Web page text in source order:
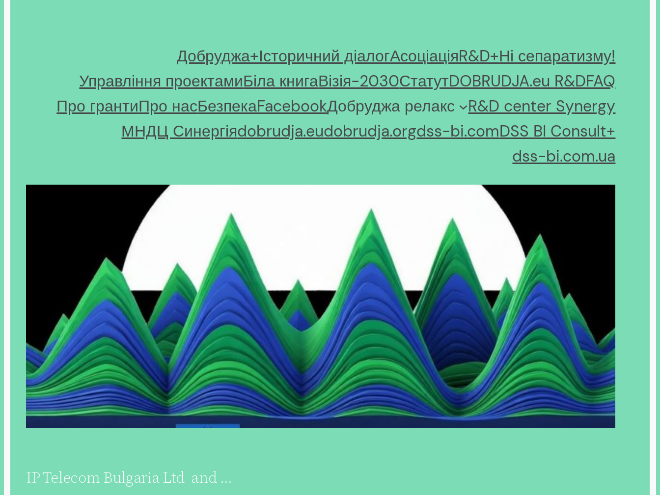
Добруджа+Історичний діалогАсоціаціяR&D+Ні сепаратизму!
Управління проектамиБіла книгаВізія-2030СтатутDOBRUDJA.eu R&DFAQ
Про грантиПро насБезпекаFacebookДобруджа релакс
R&D center Synergy
МНДЦ Синергіяdobrudja.eudobrudja.orgdss-bi.comDSS BI Consult+
dss-bi.com.ua
IP Telecom Bulgaria Ltd and …